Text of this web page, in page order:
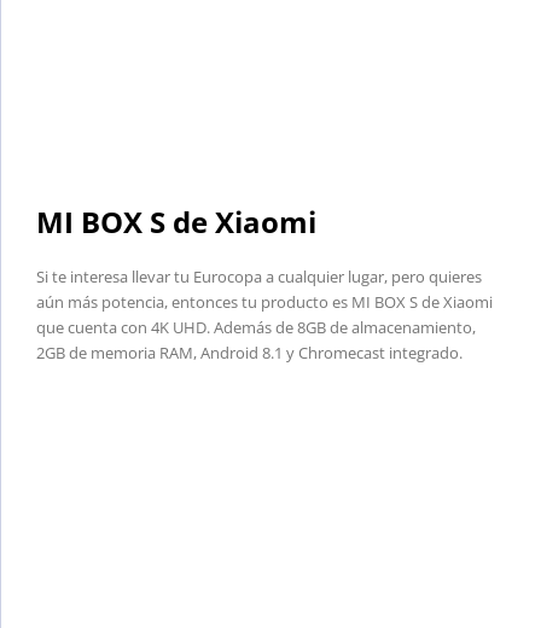
MI BOX S de Xiaomi
Si te interesa llevar tu Eurocopa a cualquier lugar, pero quieres
aún más potencia, entonces tu producto es MI BOX S de Xiaomi
que cuenta con 4K UHD. Además de 8GB de almacenamiento,
2GB de memoria RAM, Android 8.1 y Chromecast integrado.